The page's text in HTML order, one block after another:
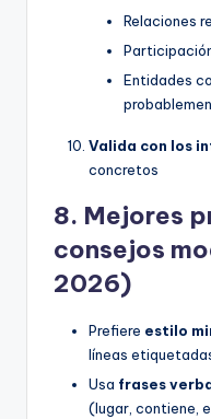
Relaciones
Entidades
Valida con los
concretos
8. Mejores
consejos
2026)
Prefiere estilo
líneas
Usa frases
(lugar, contiene,